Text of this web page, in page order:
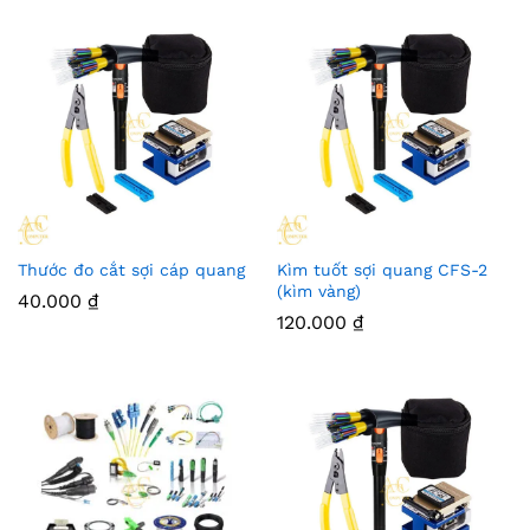
Thước đo cắt sợi cáp quang
40.000 ₫
Kìm tuốt sợi quang CFS-2
(kìm vàng)
120.000 ₫